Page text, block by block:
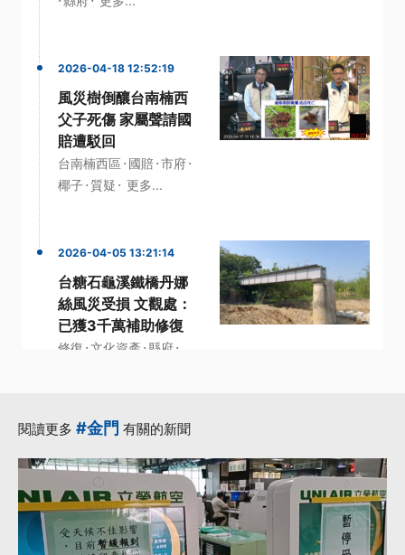
2026-04-18 12:52:19
風災樹倒釀台南楠西
父子死傷 家屬聲請國
賠遭駁回
台南楠西區 · 國賠·市府·
椰子· 質疑 · 更多...
2026-04-05 13:21:14
台糖石龜溪鐵橋丹娜
絲風災受損 文觀處：
已獲3千萬補助修復
修復 ·文化資產 · 縣府·
閱讀更多 #金門 有關的新聞